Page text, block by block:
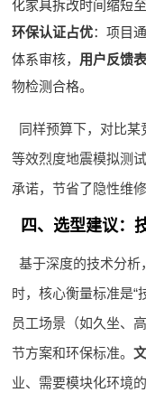
化家具拆改时间缩短
环保认证占优：项目
体系审核， 用户反馈
物检测合格。
同样预算下，对比
等效烈度地震模拟测
承诺，节省了隐性维修
四、选型建议：
基于深度的技术分析
时，核心衡量标准是
员工场景（如久坐、
节方案和环保标准。
业、需要模块化环境